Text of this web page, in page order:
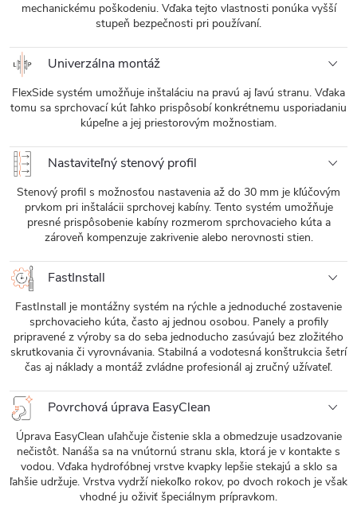
mechanickému poškodeniu. Vďaka tejto vlastnosti ponúka vyšší
stupeň bezpečnosti pri používaní.
Univerzálna montáž
FlexSide systém umožňuje inštaláciu na pravú aj ľavú stranu. Vďaka
tomu sa sprchovací kút ľahko prispôsobí konkrétnemu usporiadaniu
kúpeľne a jej priestorovým možnostiam.
Nastaviteľný stenový profil
Stenový profil s možnosťou nastavenia až do 30 mm je kľúčovým
prvkom pri inštalácii sprchovej kabíny. Tento systém umožňuje
presné prispôsobenie kabíny rozmerom sprchovacieho kúta a
zároveň kompenzuje zakrivenie alebo nerovnosti stien.
FastInstall
FastInstall je montážny systém na rýchle a jednoduché zostavenie
sprchovacieho kúta, často aj jednou osobou. Panely a profily
pripravené z výroby sa do seba jednoducho zasúvajú bez zložitého
skrutkovania či vyrovnávania. Stabilná a vodotesná konštrukcia šetrí
čas aj náklady a montáž zvládne profesionál aj zručný užívateľ.
Povrchová úprava EasyClean
Úprava EasyClean uľahčuje čistenie skla a obmedzuje usadzovanie
nečistôt. Nanáša sa na vnútornú stranu skla, ktorá je v kontakte s
vodou. Vďaka hydrofóbnej vrstve kvapky lepšie stekajú a sklo sa
ľahšie udržuje. Vrstva vydrží niekoľko rokov, po dvoch rokoch je však
vhodné ju oživiť špeciálnym prípravkom.